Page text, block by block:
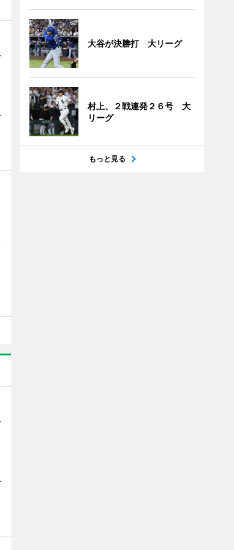
大谷が決勝打 大リーグ
村上、２戦連発２６号 大
リーグ
もっと見る